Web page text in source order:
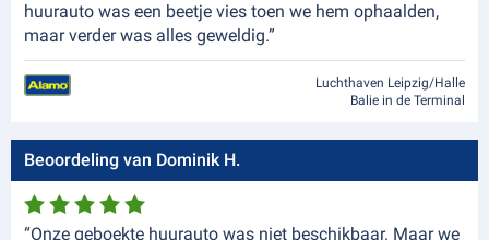
huurauto was een beetje vies toen we hem ophaalden,
maar verder was alles geweldig.”
Luchthaven Leipzig/Halle
Balie in de Terminal
Beoordeling van Dominik H.
“Onze geboekte huurauto was niet beschikbaar. Maar we